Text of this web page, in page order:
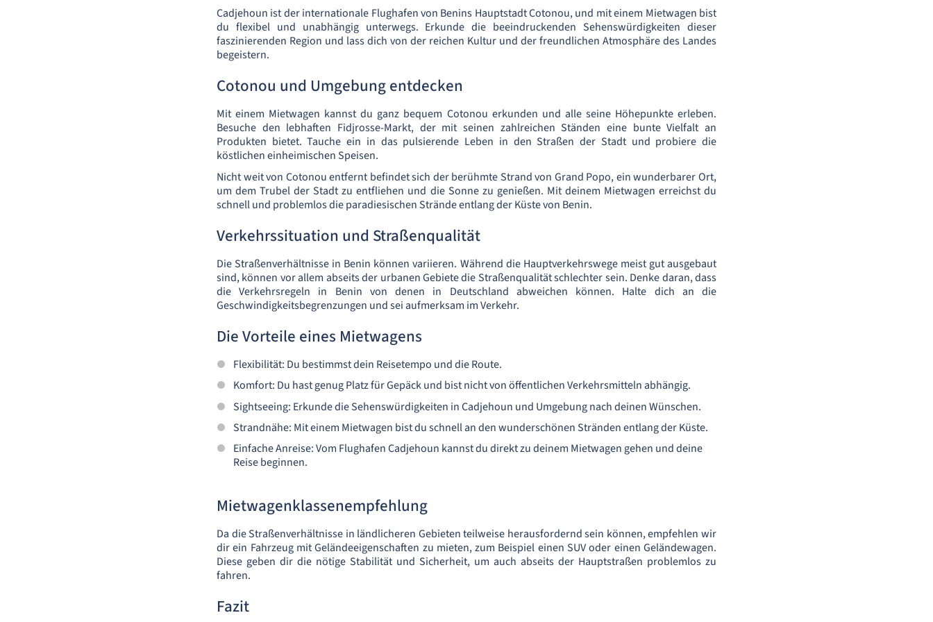
Cadjehoun ist der internationale Flughafen von Benins Hauptstadt Cotonou, und mit einem Mietwagen bist
du flexibel und unabhängig unterwegs. Erkunde die beeindruckenden Sehenswürdigkeiten dieser
faszinierenden Region und lass dich von der reichen Kultur und der freundlichen Atmosphäre des Landes
begeistern.
Cotonou und Umgebung entdecken
Mit einem Mietwagen kannst du ganz bequem Cotonou erkunden und alle seine Höhepunkte erleben.
Besuche den lebhaften Fidjrosse-Markt, der mit seinen zahlreichen Ständen eine bunte Vielfalt an
Produkten bietet. Tauche ein in das pulsierende Leben in den Straßen der Stadt und probiere die
köstlichen einheimischen Speisen.
Nicht weit von Cotonou entfernt befindet sich der berühmte Strand von Grand Popo, ein wunderbarer Ort,
um dem Trubel der Stadt zu entfliehen und die Sonne zu genießen. Mit deinem Mietwagen erreichst du
schnell und problemlos die paradiesischen Strände entlang der Küste von Benin.
Verkehrssituation und Straßenqualität
Die Straßenverhältnisse in Benin können variieren. Während die Hauptverkehrswege meist gut ausgebaut
sind, können vor allem abseits der urbanen Gebiete die Straßenqualität schlechter sein. Denke daran, dass
die Verkehrsregeln in Benin von denen in Deutschland abweichen können. Halte dich an die
Geschwindigkeitsbegrenzungen und sei aufmerksam im Verkehr.
Die Vorteile eines Mietwagens
Flexibilität: Du bestimmst dein Reisetempo und die Route.
Komfort: Du hast genug Platz für Gepäck und bist nicht von öffentlichen Verkehrsmitteln abhängig.
Sightseeing: Erkunde die Sehenswürdigkeiten in Cadjehoun und Umgebung nach deinen Wünschen.
Strandnähe: Mit einem Mietwagen bist du schnell an den wunderschönen Stränden entlang der Küste.
Einfache Anreise: Vom Flughafen Cadjehoun kannst du direkt zu deinem Mietwagen gehen und deine
Reise beginnen.
Mietwagenklassenempfehlung
Da die Straßenverhältnisse in ländlicheren Gebieten teilweise herausfordernd sein können, empfehlen wir
dir ein Fahrzeug mit Geländeeigenschaften zu mieten, zum Beispiel einen SUV oder einen Geländewagen.
Diese geben dir die nötige Stabilität und Sicherheit, um auch abseits der Hauptstraßen problemlos zu
fahren.
Fazit